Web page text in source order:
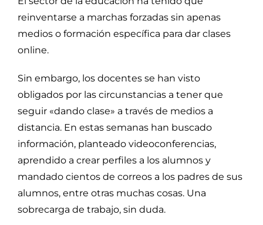
reinventarse a marchas forzadas sin apenas
medios o formación específica para dar clases
online.
Sin embargo, los docentes se han visto
obligados por las circunstancias a tener que
seguir «dando clase» a través de medios a
distancia. En estas semanas han buscado
información, planteado videoconferencias,
aprendido a crear perfiles a los alumnos y
mandado cientos de correos a los padres de sus
alumnos, entre otras muchas cosas. Una
sobrecarga de trabajo, sin duda.